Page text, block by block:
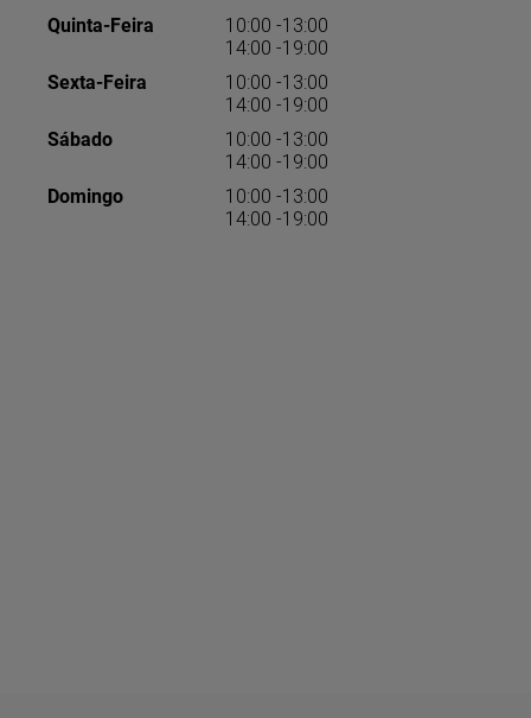
Quinta-Feira
10:00 -13:00
14:00 -19:00
Sexta-Feira
10:00 -13:00
14:00 -19:00
Sábado
10:00 -13:00
14:00 -19:00
Domingo
10:00 -13:00
14:00 -19:00